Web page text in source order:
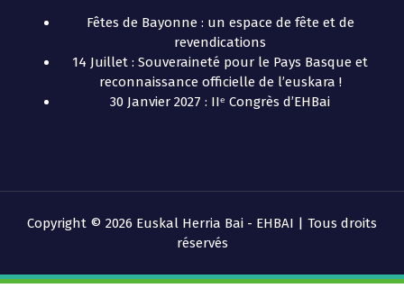
Fêtes de Bayonne : un espace de fête et de
revendications
14 Juillet : Souveraineté pour le Pays Basque et
reconnaissance officielle de l’euskara !
30 Janvier 2027 : IIᵉ Congrès d’EHBai
Copyright © 2026 Euskal Herria Bai - EHBAI | Tous droits
réservés